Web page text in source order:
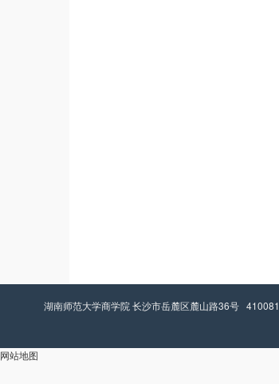
湖南师范大学商学院 长沙市岳麓区麓山路36号 410081
网站地图